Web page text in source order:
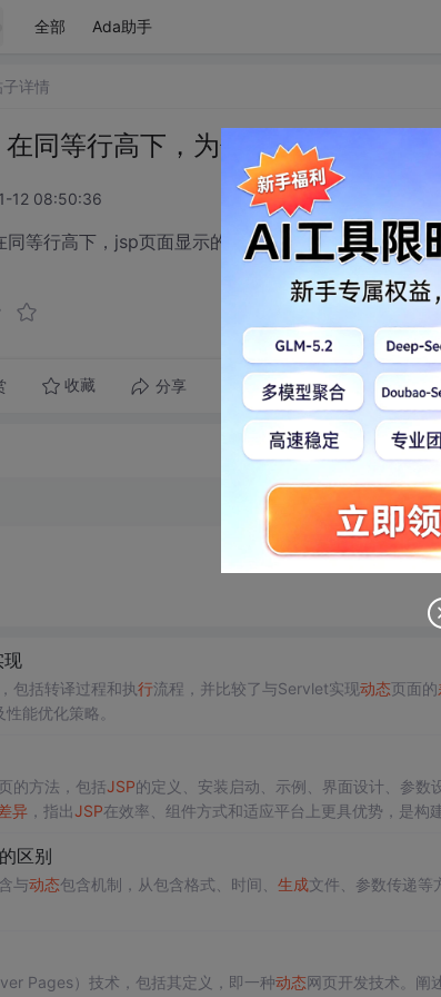
全部 Ada助手
子详情
同等行高下，为什么会有差异。
12 08:50:36
等行高下，jsp页面显示的行高为什么会有差异。行
收藏 分享 转发到动态 举报
现
包括转译过程和执行流程，并比较了与Servlet实现动态页面的
能优化策略。
的方法，包括JSP的定义、安装启动、示例、界面设计、参
异，指出JSP在效率、组件方式和适应平台上更具优势，是构
区别
与动态包含机制，从包含格式、时间、 生成文件、参数传递等
Pages）技术，包括其定义，即一种动态网页开发技术。阐